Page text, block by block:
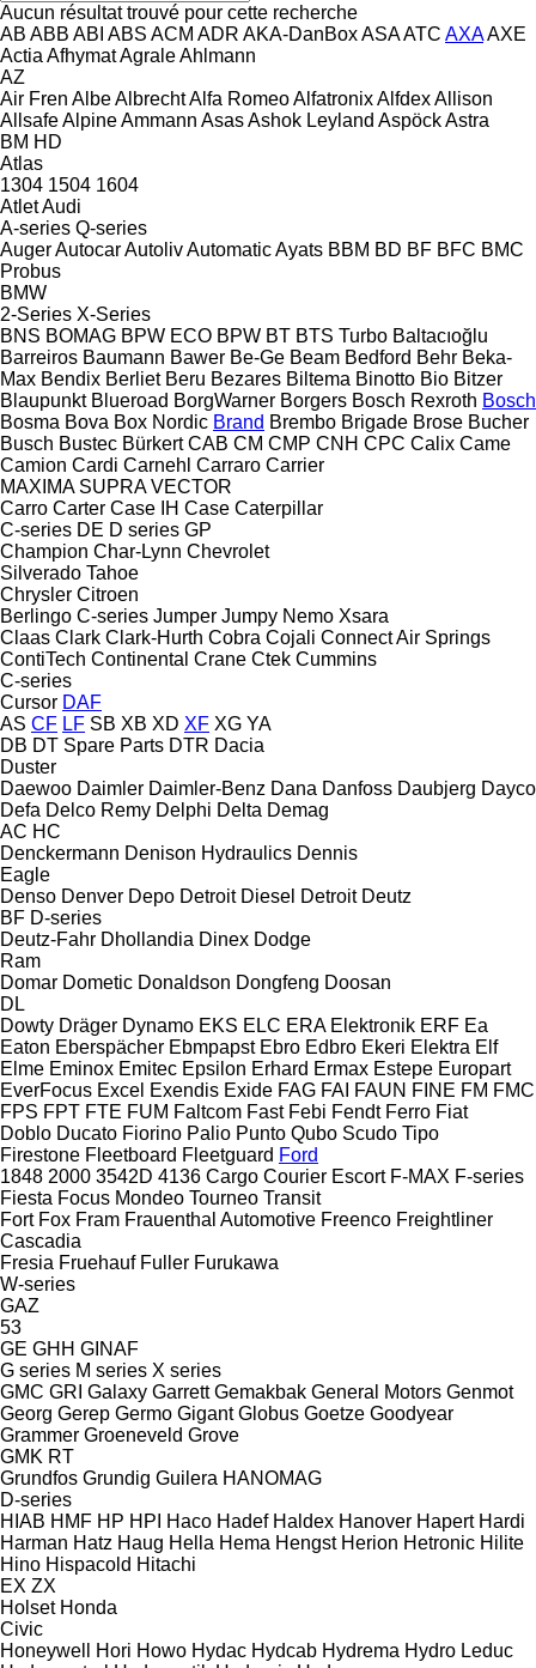
Aucun résultat trouvé pour cette recherche
AB ABB ABI ABS ACM ADR AKA-DanBoxASAATC AXAAXE
Actia AfhymatAgraleAhlmann
AZ
Air Fren AlbeAlbrechtAlfa RomeoAlfatronixAlfdexAllison
AllsafeAlpineAmmann AsasAshok Leyland AspöckAstra
BM HD
Atlas
1304 1504 1604
AtletAudi
A-series Q-series
AugerAutocarAutolivAutomaticAyats BBM BD BF BFC BMC
Probus
BMW
2-Series X-Series
BNS BOMAG BPW ECO BPW BT BTS Turbo Baltacıoğlu
Barreiros Baumann Bawer Be-Ge Beam Bedford Behr Beka-
Max Bendix Berliet Beru Bezares Biltema Binotto Bio Bitzer
Blaupunkt Blueroad BorgWarner Borgers Bosch Rexroth Bosch
Bosma Bova Box Nordic Brand Brembo Brigade Brose Bucher
Busch Bustec Bürkert CAB CM CMP CNH CPC Calix Came
Camion Cardi Carnehl Carraro Carrier
MAXIMA SUPRA VECTOR
Carro Carter Case IH Case Caterpillar
C-series DE D series GP
Champion Char-Lynn Chevrolet
Silverado Tahoe
Chrysler Citroen
Berlingo C-series Jumper Jumpy Nemo Xsara
Claas Clark Clark-Hurth Cobra Cojali Connect Air Springs
ContiTech Continental Crane Ctek Cummins
C-series
Cursor DAF
AS CF LF SB XB XD XF XG YA
DB DT Spare Parts DTR Dacia
Duster
Daewoo Daimler Daimler-Benz Dana Danfoss Daubjerg Dayco
Defa Delco Remy Delphi Delta Demag
AC HC
Denckermann Denison Hydraulics Dennis
Eagle
Denso Denver Depo Detroit Diesel Detroit Deutz
BF D-series
Deutz-Fahr Dhollandia Dinex Dodge
Ram
Domar Dometic Donaldson Dongfeng Doosan
DL
Dowty Dräger Dynamo EKS ELC ERA Elektronik ERF Ea
Eaton Eberspächer Ebmpapst Ebro Edbro Ekeri Elektra Elf
Elme Eminox Emitec Epsilon Erhard Ermax Estepe Europart
EverFocus Excel Exendis Exide FAG FAI FAUN FINE FM FMC
FPS FPT FTE FUM Faltcom Fast Febi Fendt Ferro Fiat
Doblo Ducato Fiorino Palio Punto Qubo Scudo Tipo
Firestone Fleetboard Fleetguard Ford
1848 2000 3542D 4136 Cargo Courier Escort F-MAX F-series
Fiesta Focus Mondeo Tourneo Transit
Fort Fox Fram Frauenthal Automotive Freenco Freightliner
Cascadia
Fresia Fruehauf Fuller Furukawa
W-series
GAZ
53
GE GHH GINAF
G series M series X series
GMC GRI Galaxy Garrett Gemakbak General Motors Genmot
Georg Gerep Germo Gigant Globus Goetze Goodyear
Grammer Groeneveld Grove
GMK RT
Grundfos Grundig Guilera HANOMAG
D-series
HIAB HMF HP HPI Haco Hadef Haldex Hanover Hapert Hardi
Harman Hatz Haug Hella Hema Hengst Herion Hetronic Hilite
Hino Hispacold Hitachi
EX ZX
Holset Honda
Civic
Honeywell
Hori Howo Hydac Hydcab Hydrema Hydro Leduc